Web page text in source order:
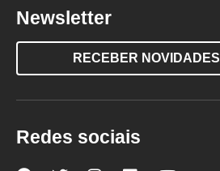
Newsletter
RECEBER NOVIDADES
Redes sociais